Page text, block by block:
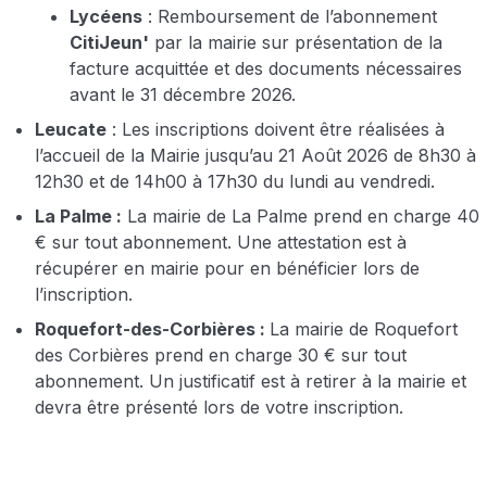
Lycéens : Remboursement de l’abonnement
CitiJeun' par la mairie sur présentation de la
facture acquittée et des documents nécessaires
avant le 31 décembre 2026.
Leucate : Les inscriptions doivent être réalisées à
l’accueil de la Mairie jusqu’au 21 Août 2026 de 8h30 à
12h30 et de 14h00 à 17h30 du lundi au vendredi.
La Palme : La mairie de La Palme prend en charge 40
€ sur tout abonnement. Une attestation est à
récupérer en mairie pour en bénéficier lors de
l’inscription.
Roquefort-des-Corbières : La mairie de Roquefort
des Corbières prend en charge 30 € sur tout
abonnement. Un justificatif est à retirer à la mairie et
devra être présenté lors de votre inscription.